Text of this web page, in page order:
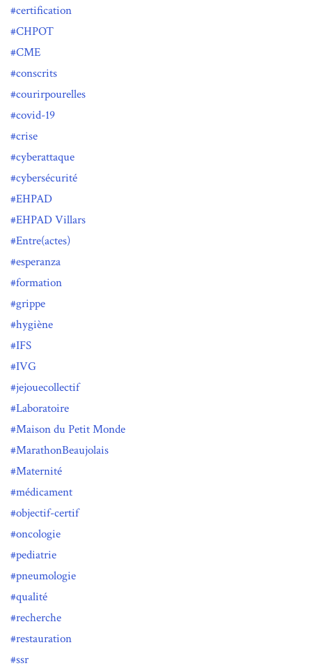
certification
CHPOT
CME
conscrits
courirpourelles
covid-19
crise
cyberattaque
cybersécurité
EHPAD
EHPAD Villars
Entre(actes)
esperanza
formation
grippe
hygiène
IFS
IVG
jejouecollectif
Laboratoire
Maison du Petit Monde
MarathonBeaujolais
Maternité
médicament
objectif-certif
oncologie
pediatrie
pneumologie
qualité
recherche
restauration
ssr